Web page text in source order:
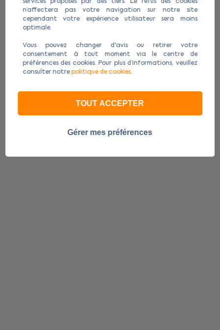
services proposés par des tiers. Le refus des cookies
n’affectera pas votre navigation sur notre site
cependant votre expérience utilisateur sera moins
optimale.
Vous pouvez changer d'avis ou retirer votre
consentement à tout moment via le centre de
préférences des cookies. Pour plus d’informations, veuillez
consulter notrepolitique de cookies.
TOUT ACCEPTER
Gérer mes préférences